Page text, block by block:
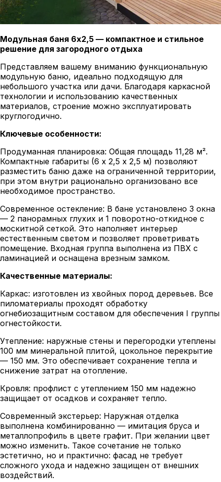
Модульная баня 6х2,5 — компактное и стильное
решение для загородного отдыха
Представляем вашему вниманию функциональную
модульную баню, идеально подходящую для
небольшого участка или дачи. Благодаря каркасной
технологии и использованию качественных
материалов, строение можно эксплуатировать
круглогодично.
Ключевые особенности:
Продуманная планировка: Общая площадь 11,28 м².
Компактные габариты (6 х 2,5 х 2,5 м) позволяют
разместить баню даже на ограниченной территории,
при этом внутри рационально организовано все
необходимое пространство.
Современное остекление: В бане установлено 3 окна
— 2 панорамных глухих и 1 поворотно-откидное с
москитной сеткой. Это наполняет интерьер
естественным светом и позволяет проветривать
помещение. Входная группа выполнена из ПВХ с
ламинацией и оснащена врезным замком.
Качественные материалы:
Каркас: изготовлен из хвойных пород деревьев. Все
пиломатериалы проходят обработку
огнебиозащитным составом для обеспечения I группы
огнестойкости.
Утепление: наружные стены и перегородки утеплены
100 мм минеральной плитой, цокольное перекрытие
— 150 мм. Это обеспечивает сохранение тепла и
снижение затрат на отопление.
Кровля: профлист с утеплением 150 мм надежно
защищает от осадков и сохраняет тепло.
Современный экстерьер: Наружная отделка
выполнена комбинированно — имитация бруса и
металлопрофиль в цвете графит. При желании цвет
можно изменить. Такое сочетание не только
эстетично, но и практично: фасад не требует
сложного ухода и надежно защищен от внешних
воздействий.